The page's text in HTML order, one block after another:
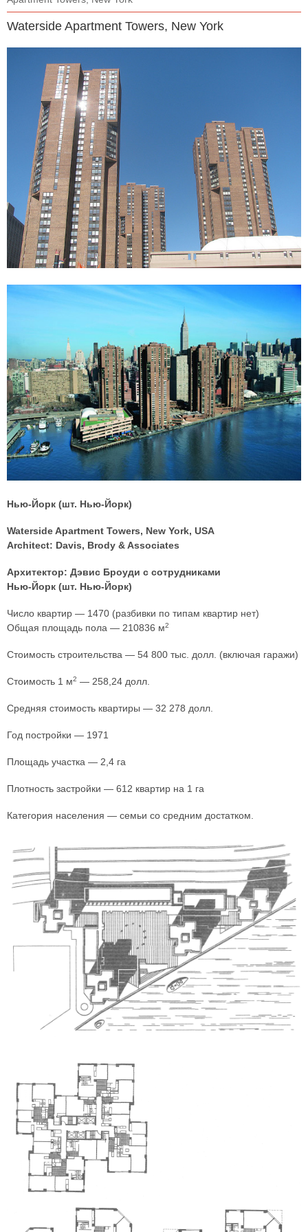
Waterside Apartment Towers, New York
Нью-Йорк (шт. Нью-Йорк)
Waterside Apartment Towers, New York, USA
Architect: Davis, Brody & Associates
Архитектор: Дэвис Броуди с сотрудниками
Нью-Йорк (шт. Нью-Йорк)
Число квартир — 1470 (разбивки по типам квартир нет)
Общая площадь пола — 210836 м2
Стоимость строительства — 54 800 тыс. долл. (включая гаражи)
Стоимость 1 м2 — 258,24 долл.
Средняя стоимость квартиры — 32 278 долл.
Год постройки — 1971
Площадь участка — 2,4 га
Плотность застройки — 612 квартир на 1 га
Категория населения — семьи со средним достатком.